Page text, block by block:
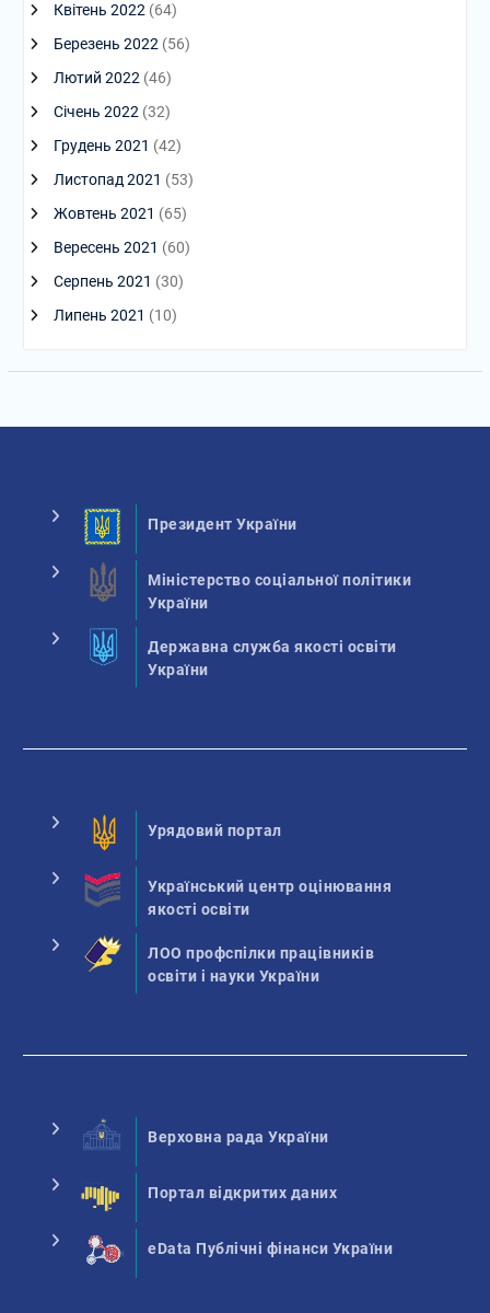
Квітень 2022 (64)
Березень 2022 (56)
Лютий 2022 (46)
Січень 2022 (32)
Грудень 2021 (42)
Листопад 2021 (53)
Жовтень 2021 (65)
Вересень 2021 (60)
Серпень 2021 (30)
Липень 2021 (10)
Президент України
Міністерство соціальної політики
України
Державна служба якості освіти
України
Урядовий портал
Український центр оцінювання
якості освіти
ЛОО профспілки працівників
освіти і науки України
Верховна рада України
Портал відкритих даних
eData Публічні фінанси України